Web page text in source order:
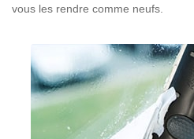
vous les rendre comme neufs.